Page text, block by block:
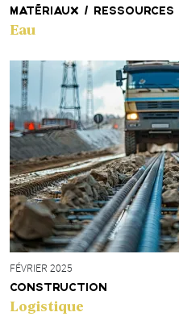
MATÉRIAUX / RESSOURCES
Eau
FÉVRIER 2025
CONSTRUCTION
Logistique